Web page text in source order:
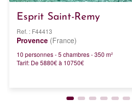
Esprit Saint-Remy
Ref. : F44413
Provence (France)
10 personnes - 5 chambres - 350 m²
Tarif: De 5880€ à 10750€